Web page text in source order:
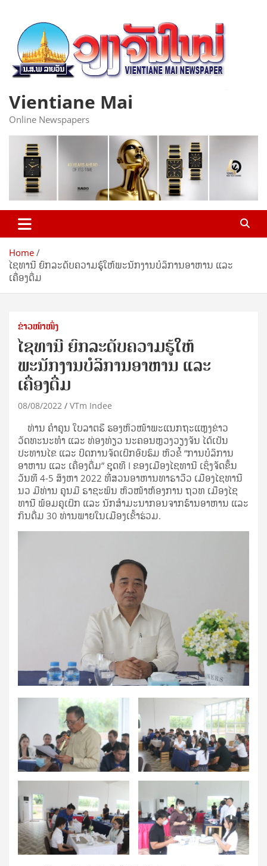
content
Vientiane Mai
Online Newspapers
Home
ໄຊທານີ ຍົກລະດັບຄວາມຮູ້ໃຫ້ພະນັກງານບໍລິການອາຫານ ແລະ
ເຄື່ອງດື່ມ
ຂ່າວໜ້າໜຶ່ງ
ໄຊທານີ ຍົກລະດັບຄວາມຮູ້ໃຫ້
ພະນັກງານບໍລິການອາຫານ ແລະ
ເຄື່ອງດື່ມ
08/08/2022 VTm Indee
ທ່ານ ຄຳຄູນ ໃບລາຕຣີ ຮອງຫົວໜ້າພະແນກຖະແຫຼງຂ່າວ
ວັດທະນະທຳ ແລະ ທ່ອງທ່ຽວ ນະຄອນຫຼວງວຽງຈັນ ໄດ້ເປັນ
ປະທານໄຂ ແລະ ປິດການຈັດເຝິກອົບຮົມ ຫົວຂໍ້ “ການບໍລິການ
ອາຫານ ແລະ ເຄື່ອງດື່ມ” ຊຸດທີ I ຂອງເມືອງໄຊທານີ ເຊິ່ງຈັດຂຶ້ນ
ວັນທີ 4-5 ສິງຫາ 2022 ທີ່ສວນອາຫານທາຣາວີວ ເມືອງໄຊທານີ
ນວ ມີທ່ານ ຄູນມີ ຣາຊະພົນ ຫົວໜ້າຫ້ອງການ ຖວທ ເມືອງໄຊ
ທານີ ພ້ອມຄູເຝິກ ແລະ ນັກສຳມະນາກອນຈາກຮ້ານອາຫານ ແລະ
ກິນດື່ມ 30 ທ່ານພາຍໃນເມືອງເຂົ້າຮ່ວມ.